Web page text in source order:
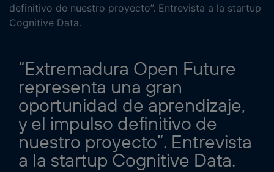
definitivo de nuestro proyecto”. Entrevista a la startup
Cognitive Data.
“Extremadura Open Future
representa una gran
oportunidad de aprendizaje,
y el impulso definitivo de
nuestro proyecto”. Entrevista
a la startup Cognitive Data.